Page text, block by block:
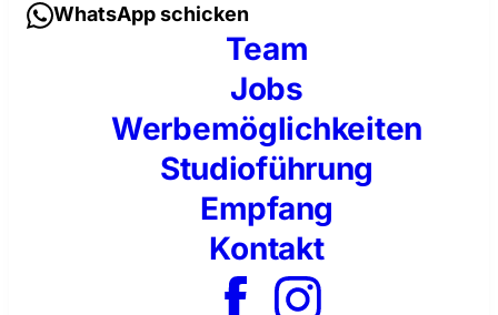
WhatsApp schicken
Team
Jobs
Werbemöglichkeiten
Studioführung
Empfang
Kontakt